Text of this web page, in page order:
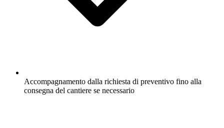
Accompagnamento dalla richiesta di preventivo fino alla
consegna del cantiere se necessario